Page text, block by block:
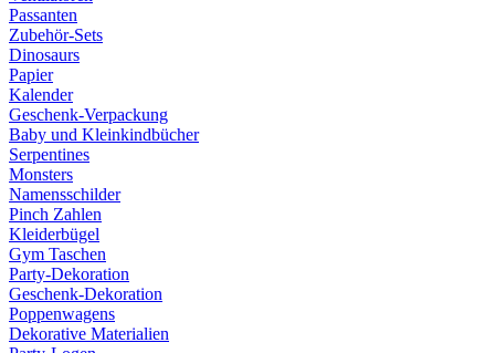
Passanten
Zubehör-Sets
Dinosaurs
Papier
Kalender
Geschenk-Verpackung
Baby und Kleinkindbücher
Serpentines
Monsters
Namensschilder
Pinch Zahlen
Kleiderbügel
Gym Taschen
Party-Dekoration
Geschenk-Dekoration
Poppenwagens
Dekorative Materialien